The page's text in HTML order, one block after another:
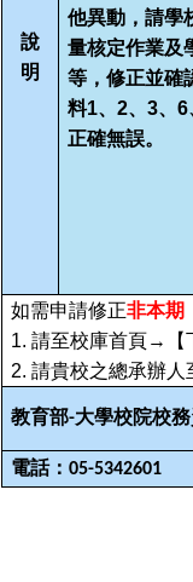
說
明
他異動，請學
量核定作業及
等，修正並確
料1、2、3、
正確無誤。
如需申請修正非本期
1.請至校庫首頁→【
2.請貴校之總承辦人
教育部-大學校院校
電話：05-5342601